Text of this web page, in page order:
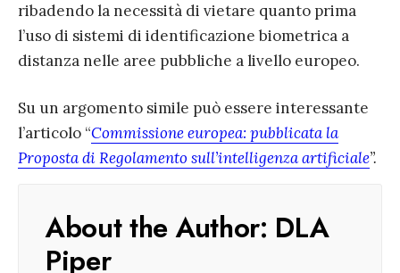
ribadendo la necessità di vietare quanto prima
l’uso di sistemi di identificazione biometrica a
distanza nelle aree pubbliche a livello europeo.
Su un argomento simile può essere interessante
l’articolo “Commissione europea: pubblicata la
Proposta di Regolamento sull’intelligenza artificiale”.
About the Author: DLA
Piper